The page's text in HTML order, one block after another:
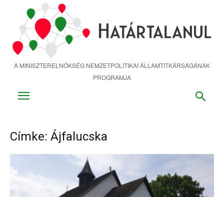
tartalomra
A MINISZTERELNÖKSÉG NEMZETPOLITIKAI ÁLLAMTITKÁRSÁGÁNAK
PROGRAMJA
Címke: Ájfalucska